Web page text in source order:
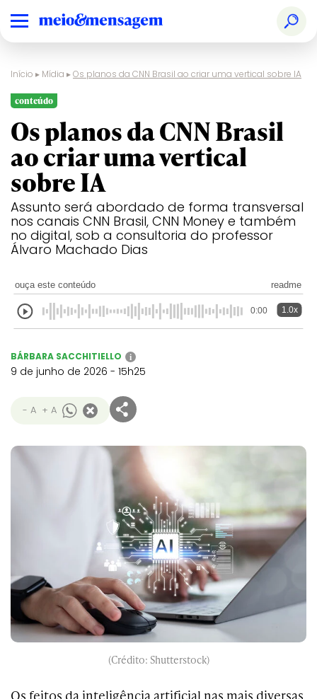
Início ▸ Mídia ▸Os planos da CNN Brasil ao criar uma vertical sobre IA
conteúdo
Os planos da CNN Brasil
ao criar uma vertical
sobre IA
Assunto será abordado de forma transversal
nos canais CNN Brasil, CNN Money e também
no digital, sob a consultoria do professor
Álvaro Machado Dias
ouça este conteúdo readme
0:00 1.0x
BÁRBARA SACCHITIELLO i
9 de junho de 2026 - 15h25
- A + A
(Crédito: Shutterstock)
Os feitos da inteligência artificial nas mais diversas